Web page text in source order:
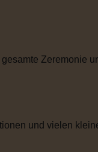
Zeremonie
und vielen